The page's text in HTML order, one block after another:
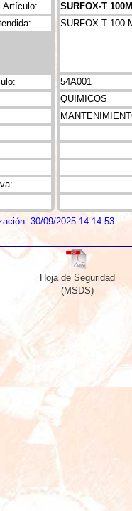
Artículo: SURFOX-T
54A001
QUIMICOS
SURFOX-T 100
30/09/2025 14:14:53
Hoja de Seguridad
(MSDS)